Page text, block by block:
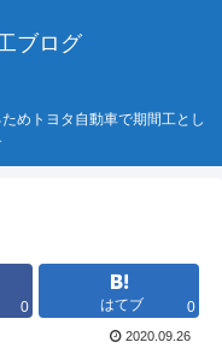
ブログ
めトヨタ自動車で期間工とし
0 はてブ 0
2020.09.26